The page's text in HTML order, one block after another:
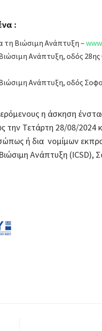
:
τη Βιώσιμη Ανάπτυξη –
Ανάπτυξη, οδός
Ανάπτυξη, οδός
η άσκηση
Τετάρτη 28/08/2024
ή δια νομίμων
Ανάπτυξη